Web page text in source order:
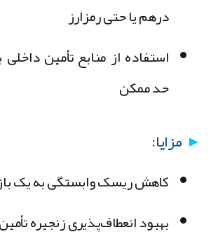
درهم یا حتی رمزارز
استفاده از منابع تأمین داخلی
حد ممکن
مزایا:
کاهش ریسک وابستگی به یک بازار
بهبود انعطاف‌پذیری زنجیره تأمین